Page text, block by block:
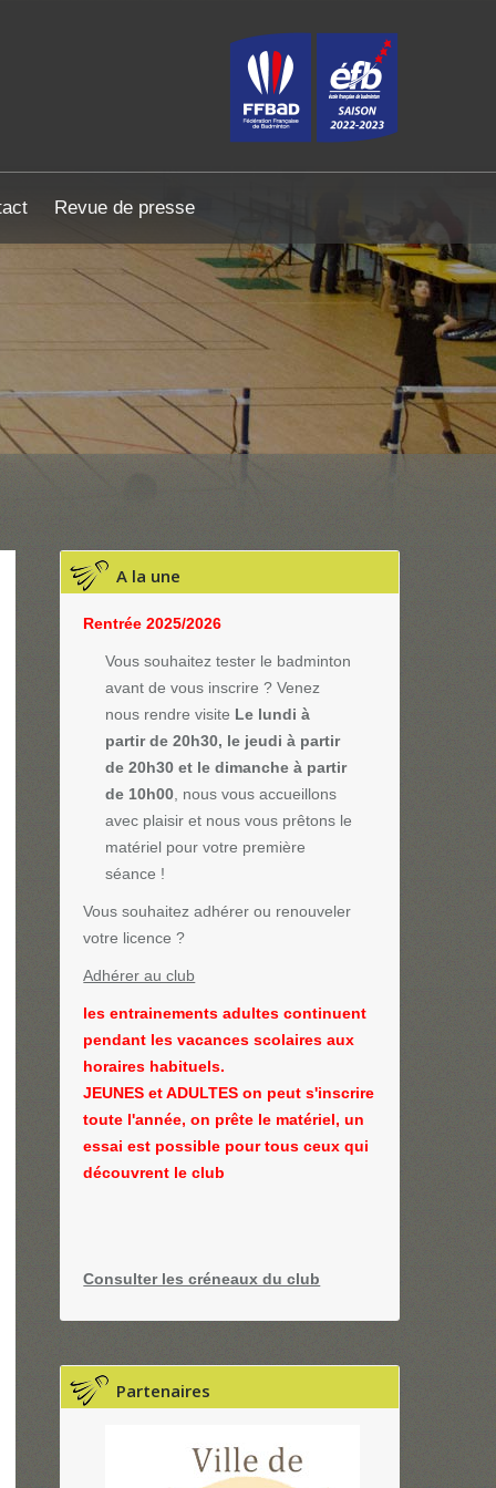
Revue de presse
A la une
Rentrée 2025/2026
Vous souhaitez tester le badminton
avant de vous inscrire ? Venez
nous rendre visite Le lundi à
partir de 20h30, le jeudi à partir
de 20h30 et le dimanche à partir
de 10h00, nous vous accueillons
avec plaisir et nous vous prêtons le
matériel pour votre première
séance !
Vous souhaitez adhérer ou renouveler
votre licence ?
Adhérer au club
les entrainements adultes continuent
pendant les vacances scolaires aux
horaires habituels.
JEUNES et ADULTES on peut s'inscrire
toute l'année, on prête le matériel, un
essai est possible pour tous ceux qui
découvrent le club
Consulter les créneaux du club
Partenaires